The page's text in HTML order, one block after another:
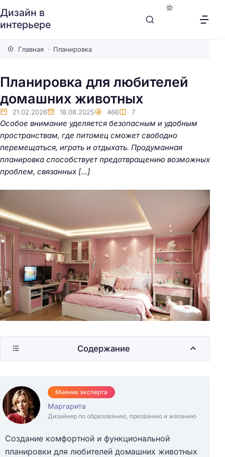
Дизайн в
интерьере
Главная Планировка
Планировка для любителей
домашних животных
21.02.2026 18.08.2025 466 7
Особое внимание уделяется безопасным и удобным
пространствам, где питомец сможет свободно
перемещаться, играть и отдыхать. Продуманная
планировка способствует предотвращению возможных
проблем, связанных […]
Мнение эксперта
Маргарита
Дизайнер по образованию, призванию и желанию
Создание комфортной и функциональной
планировки для любителей домашних животных
Содержание